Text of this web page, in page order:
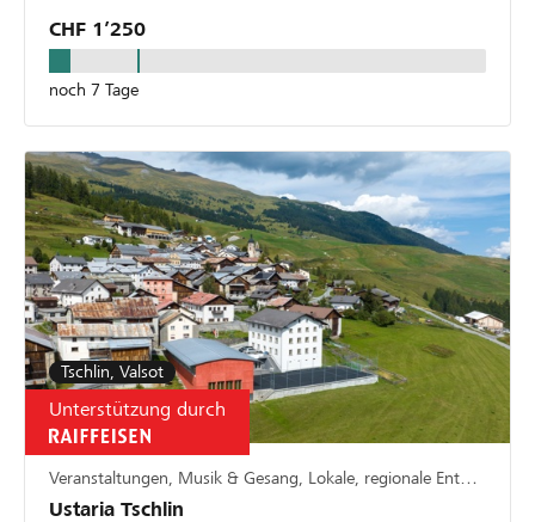
CHF 1’250
noch 7 Tage
Tschlin, Valsot
Unterstützung durch
Veranstaltungen, Musik & Gesang, Lokale, regionale Entwicklung
Ustaria Tschlin